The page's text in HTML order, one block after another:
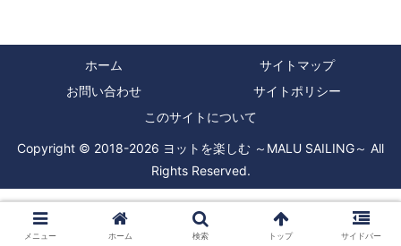
ホーム
サイトマップ
お問い合わせ
サイトポリシー
このサイトについて
Copyright © 2018-2026 ヨットを楽しむ ～MALU SAILING～ All
Rights Reserved.
メニュー ホーム 検索 トップ サイドバー